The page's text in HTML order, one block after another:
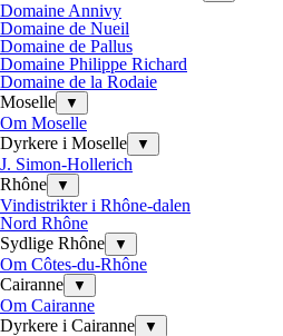
Domaine Annivy
Domaine de Nueil
Domaine de Pallus
Domaine Philippe Richard
Domaine de la Rodaie
Moselle
▼
Om Moselle
Dyrkere i Moselle
▼
J. Simon-Hollerich
Rhône
▼
Vindistrikter i Rhône-dalen
Nord Rhône
Sydlige Rhône
▼
Om Côtes-du-Rhône
Cairanne
▼
Om Cairanne
Dyrkere i Cairanne
▼